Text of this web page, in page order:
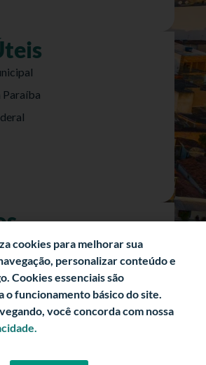
Paraíba
a Informação)
Fiscal
Turísticas
cookies para melhorar sua
personalizar conteúdo e
Cookies essenciais são
o funcionamento básico do site.
você concorda com nossa